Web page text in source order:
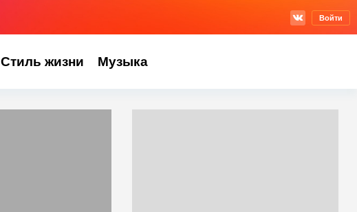
Войти
Стиль жизни Музыка